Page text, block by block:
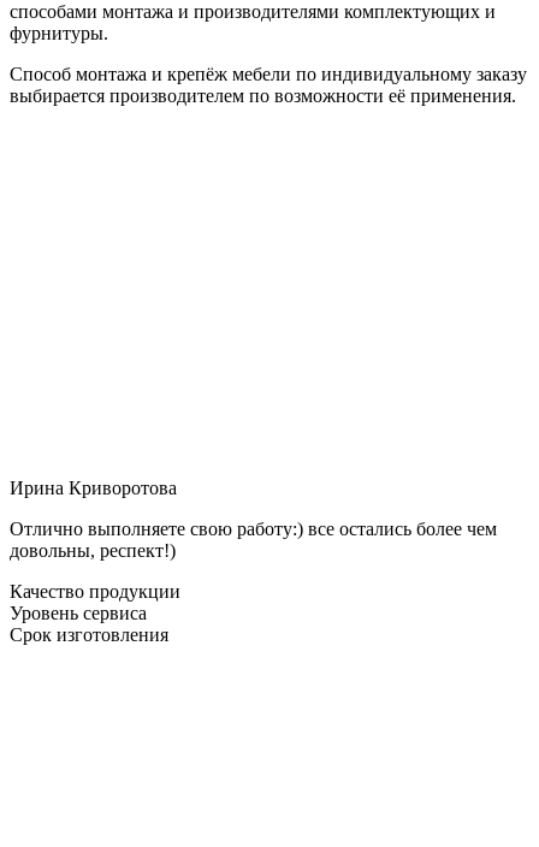
способами монтажа и производителями комплектующих и
фурнитуры.
Способ монтажа и крепёж мебели по индивидуальному заказу
выбирается производителем по возможности её применения.
Ирина Криворотова
Отлично выполняете свою работу:) все остались более чем
довольны, респект!)
Качество продукции
Уровень сервиса
Срок изготовления